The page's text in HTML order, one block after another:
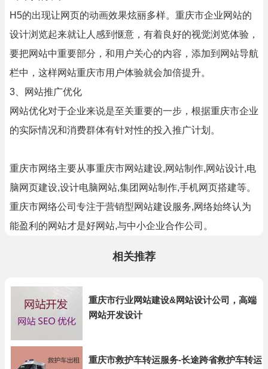
H5的出现让网页的动画效果炫丽多样。重庆市企业网站的
设计浏览起来就让人感到惬意，有着良好的视觉浏览体验，
要把网站中重要部分，和用户关心的内容，添加到网站导航
栏中，这样网站重庆市用户体验就会加倍提升。
3、网站推广优化
网站优化对于企业来说是至关重要的一步，根据重庆市企业
的实际情况和消费群体有针对性的投入推广计划。
重庆市网络主要从事重庆市网站建设,网站制作,网站设计,电
脑网页建设,设计电脑网站,集团网站制作,手机网页搭建等。
重庆市网络公司专注于营销型网站建设服务,网络始终认为
能盈利的网站才是好网站,与中小企业合作公司。
相关推荐
重庆市行业网站建设&网站设计公司，高端
网站开发设计
重庆市救护车转运服务-长途跨省救护车转运